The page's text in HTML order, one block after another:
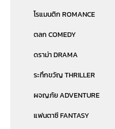
โรแมนติก ROMANCE
ตลก COMEDY
ดราม่า DRAMA
ระทึกขวัญ THRILLER
ผจญภัย ADVENTURE
แฟนตาซี FANTASY